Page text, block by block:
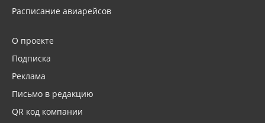
Расписание авиарейсов
О проекте
Подписка
Реклама
Письмо в редакцию
QR код компании